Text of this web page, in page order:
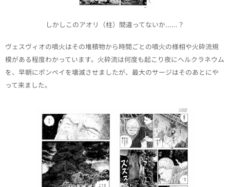
しかしこのアオリ（柱）間違ってないか......？
ヴェスヴィオの噴火はその堆積物から時間ごとの噴火の様相や火砕流規
模がある程度わかっています。火砕流は何度も起こり夜にヘルクラネウム
を、早朝にポンペイを壊滅させましたが、最大のサージはそのあとにや
って来ました。